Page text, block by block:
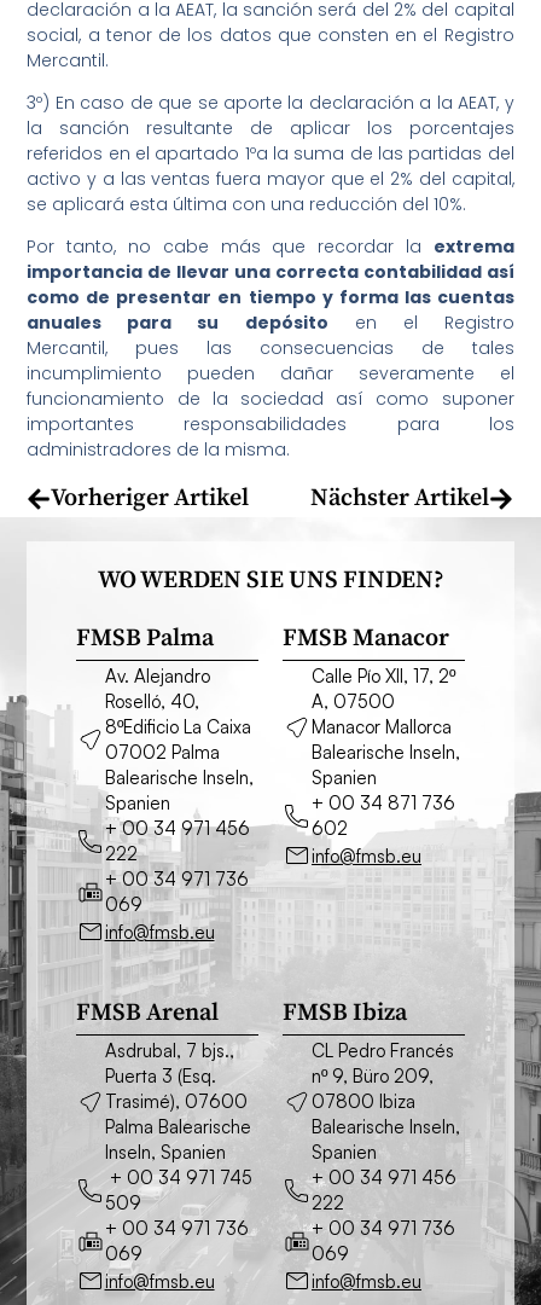
declaración a la AEAT, la sanción será del 2% del capital
social, a tenor de los datos que consten en el Registro
Mercantil.
3º) En caso de que se aporte la declaración a la AEAT, y
la sanción resultante de aplicar los porcentajes
referidos en el apartado 1ºa la suma de las partidas del
activo y a las ventas fuera mayor que el 2% del capital,
se aplicará esta última con una reducción del 10%.
Por tanto, no cabe más que recordar la extrema
importancia de llevar una correcta contabilidad así
como de presentar en tiempo y forma las cuentas
anuales para su depósito en el Registro
Mercantil, pues las consecuencias de tales
incumplimiento pueden dañar severamente el
funcionamiento de la sociedad así como suponer
importantes responsabilidades para los
administradores de la misma.
Vorheriger Artikel Nächster Artikel
WO WERDEN SIE UNS FINDEN?
FMSB Palma
Av. Alejandro
Roselló, 40,
8ºEdificio La Caixa
07002 Palma
Balearische Inseln,
Spanien
+ 00 34 971 456
222
+ 00 34 971 736
069
info@fmsb.eu
FMSB Manacor
Calle Pío XII, 17, 2º
A, 07500
Manacor Mallorca
Balearische Inseln,
Spanien
+ 00 34 871 736
602
info@fmsb.eu
FMSB Arenal
Asdrubal, 7 bjs.,
Puerta 3 (Esq.
Trasimé), 07600
Palma Balearische
Inseln, Spanien
+ 00 34 971 745
509
+ 00 34 971 736
069
info@fmsb.eu
FMSB Ibiza
CL Pedro Francés
nº 9, Büro 209,
07800 Ibiza
Balearische Inseln,
Spanien
+ 00 34 971 456
222
+ 00 34 971 736
069
info@fmsb.eu